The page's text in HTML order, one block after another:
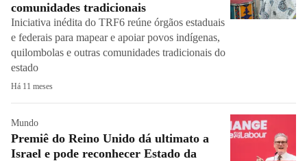
comunidades tradicionais
Iniciativa inédita do TRF6 reúne órgãos estaduais
e federais para mapear e apoiar povos indígenas,
quilombolas e outras comunidades tradicionais do
estado
Há 11 meses
Mundo
Premiê do Reino Unido dá ultimato a
Israel e pode reconhecer Estado da